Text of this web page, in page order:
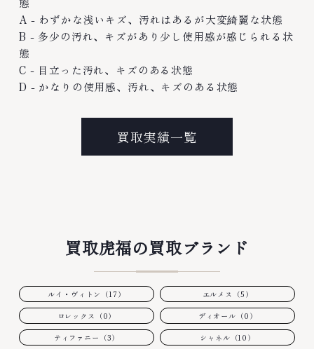
A - わずかな浅いキズ、汚れはあるが大変綺麗な状態
B - 多少の汚れ、キズがあり少し使用感が感じられる状
態
C - 目立った汚れ、キズのある状態
D - かなりの使用感、汚れ、キズのある状態
買取実績一覧
買取虎福の買取ブランド
ルイ・ヴィトン（17） エルメス（5）
ロレックス（0） ディオール（0）
ティファニー（3） シャネル（10）